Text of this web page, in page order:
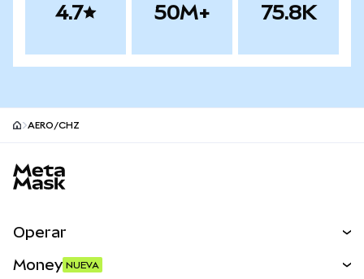
4.7 50M+ 75.8K
AERO/CHZ
Operar
Money NUEVA